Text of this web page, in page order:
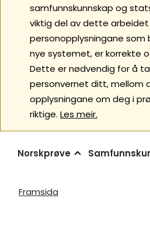
samfunnskunnskap og
viktig del av dette arbeidet
personopplysningane
nye systemet, er korrekte
Dette er nødvendig for å
personvernet ditt, mellom
opplysningane om deg i
riktige. Les meir.
Norskprøve
Framsida